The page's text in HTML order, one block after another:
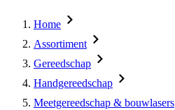
Home
Assortiment
Gereedschap
Handgereedschap
Meetgereedschap & bouwlasers